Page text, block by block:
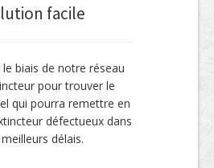
facile
le biais de notre réseau
pour trouver le
qui pourra remettre en
défectueux dans
délais.